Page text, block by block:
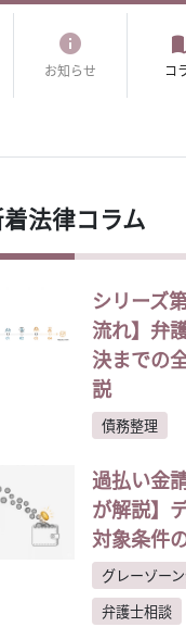
info
お知らせ コ
法律コラム
シリーズ
流れ】弁
決までの
説
債務整理
過払い金
が解説】
対象条件
グレーゾー
弁護士相談